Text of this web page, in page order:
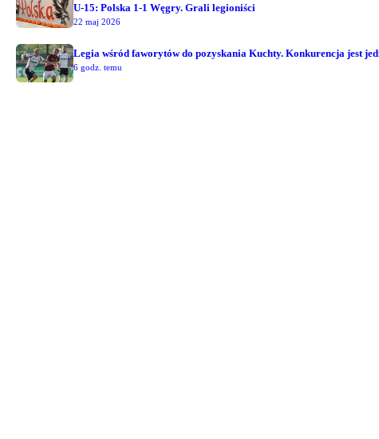
U-15: Polska 1-1 Węgry. Grali legioniści
22 maj 2026
Legia wśród faworytów do pozyskania Kuchty. Konkurencja jest
6 godz. temu